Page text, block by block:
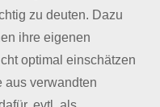
zu deuten. Dazu
ihre eigenen
optimal einschätzen
aus verwandten